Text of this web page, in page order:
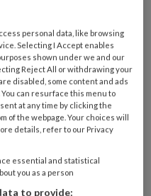
vindt ze dat ze
voor school. Ze
komt: “Voor corona
persoon, introvert,
Zo leerde ik elke
te zijn en vond ik
van de
in de klas. Toen
thuisblijven. Mijn
de dag. Ik was wel
personal data, like browsing
Selecting I Accept enables
shown under we and our
Reject All or withdrawing your
disabled, some content and ads
can resurface this menu to
at any time by clicking the
of the webpage. Your choices will
details, refer to our Privacy
essential and statistical
you as a person
to provide: